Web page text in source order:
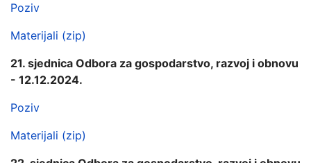
Poziv
Materijali (zip)
21. sjednica Odbora za gospodarstvo, razvoj i obnovu
- 12.12.2024.
Poziv
Materijali (zip)